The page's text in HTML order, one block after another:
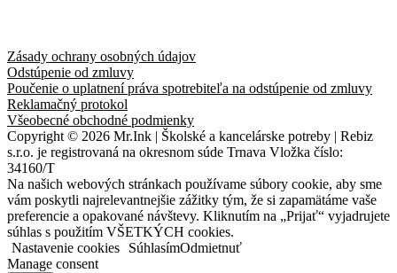
Zásady ochrany osobných údajov
Odstúpenie od zmluvy
Poučenie o uplatnení práva spotrebiteľa na odstúpenie od zmluvy
Reklamačný protokol
Všeobecné obchodné podmienky
Copyright © 2026 Mr.Ink | Školské a kancelárske potreby | Rebiz
s.r.o. je registrovaná na okresnom súde Trnava Vložka číslo:
34160/T
Na našich webových stránkach používame súbory cookie, aby sme
vám poskytli najrelevantnejšie zážitky tým, že si zapamätáme vaše
preferencie a opakované návštevy. Kliknutím na „Prijať“ vyjadrujete
súhlas s použitím VŠETKÝCH cookies.
Nastavenie cookies
SúhlasímOdmietnuť
Manage consent